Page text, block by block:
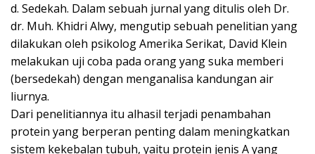
d. Sedekah. Dalam sebuah jurnal yang ditulis oleh Dr.
dr. Muh. Khidri Alwy, mengutip sebuah penelitian yang
dilakukan oleh psikolog Amerika Serikat, David Klein
melakukan uji coba pada orang yang suka memberi
(bersedekah) dengan menganalisa kandungan air
liurnya.
Dari penelitiannya itu alhasil terjadi penambahan
protein yang berperan penting dalam meningkatkan
sistem kekebalan tubuh, yaitu protein jenis A yang